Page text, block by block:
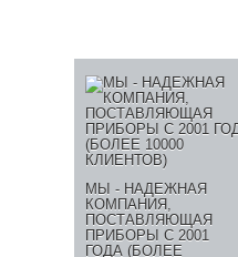
МЫ - НАДЕЖНАЯ
КОМПАНИЯ,
ПОСТАВЛЯЮЩАЯ
ПРИБОРЫ С 2001
ГОДА (БОЛЕЕ